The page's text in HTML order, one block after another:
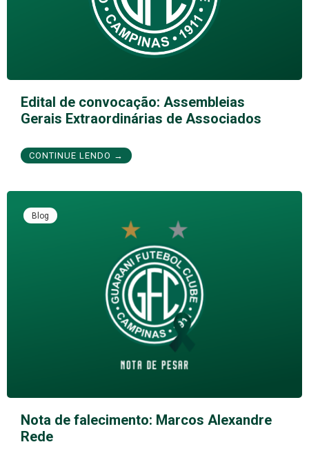
Edital de convocação: Assembleias
Gerais Extraordinárias de Associados
CONTINUE LENDO →
Blog
Nota de falecimento: Marcos Alexandre
Rede